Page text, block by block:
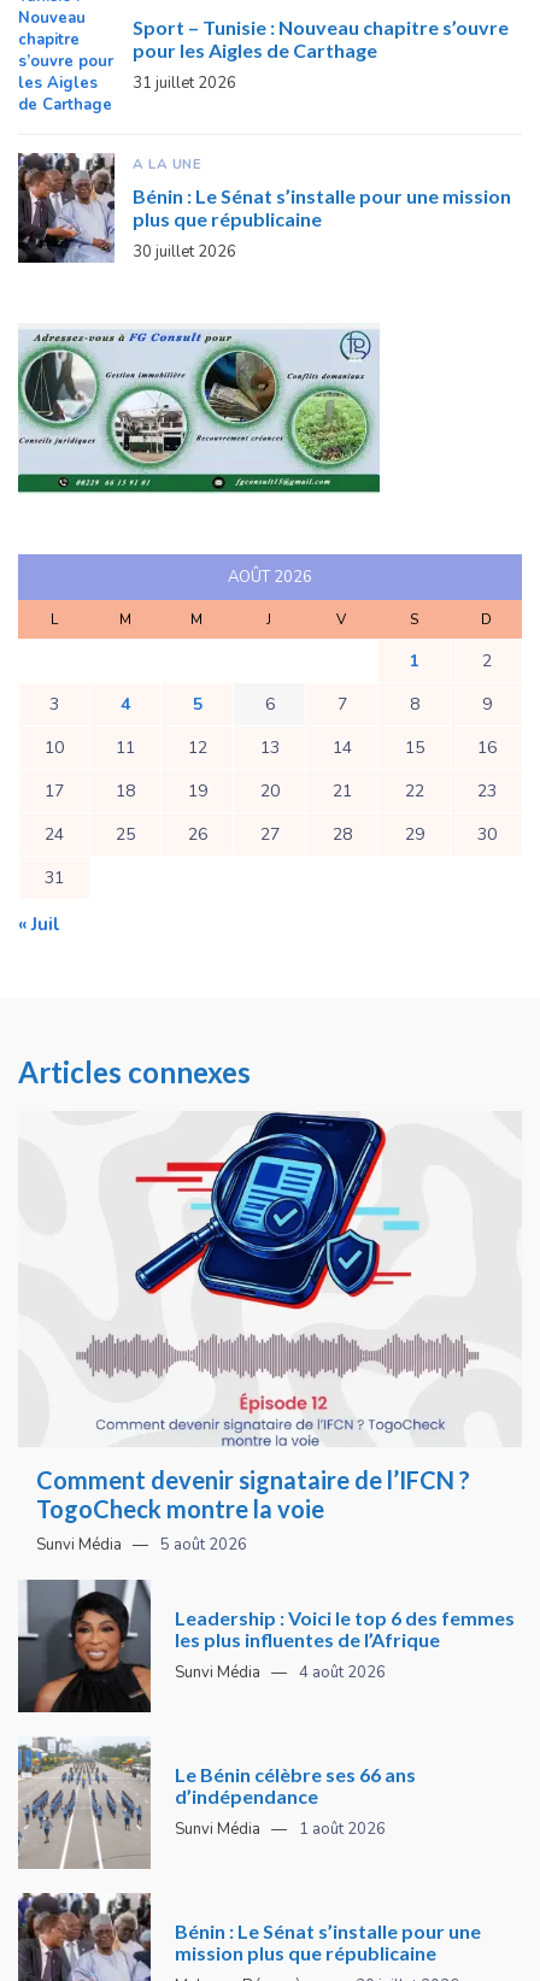
Sport – Tunisie : Nouveau chapitre s’ouvre
pour les Aigles de Carthage
31 juillet 2026
A LA UNE
Bénin : Le Sénat s’installe pour une mission
plus que républicaine
30 juillet 2026
AOÛT 2026
L M M J V S D
1
2
3
4 5 6 7 8
9
10
11 12 13 14 15
16
17
18 19 20 21 22
23
24
25 26 27 28 29
30
31
« Juil
Articles connexes
Comment devenir signataire de l’IFCN ?
TogoCheck montre la voie
Sunvi Média 5 août 2026
Leadership : Voici le top 6 des femmes
les plus influentes de l’Afrique
Sunvi Média 4 août 2026
Le Bénin célèbre ses 66 ans
d’indépendance
Sunvi Média 1 août 2026
Bénin : Le Sénat s’installe pour une
mission plus que républicaine